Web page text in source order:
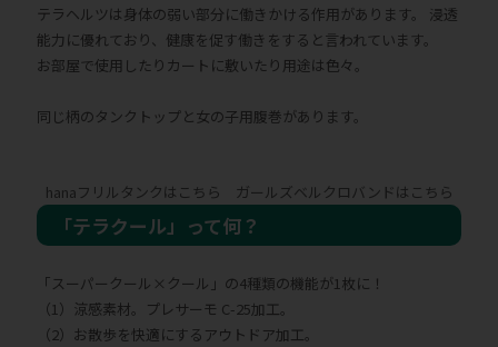
テラヘルツは身体の弱い部分に働きかける作用があります。 浸透
能力に優れており、健康を促す働きをすると言われています。
お部屋で使用したりカートに敷いたり用途は色々。
同じ柄のタンクトップと女の子用腹巻があります。
hanaフリルタンクはこちら ガールズベルクロバンドはこちら
「テラクール」って何？
「スーパークール×クール」の4種類の機能が1枚に！
（1）涼感素材。プレサーモ C-25加工。
（2）お散歩を快適にするアウトドア加工。